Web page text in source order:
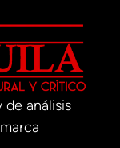
análisis